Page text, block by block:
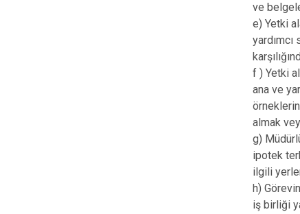
ve
e) Yetki
f ) Yetki
ana ve
almak
g)
ipotek
ilgili
h)
iş birliği